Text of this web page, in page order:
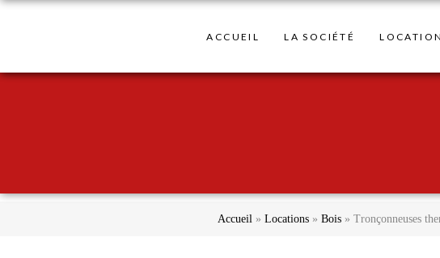
ACCUEIL LA SOCIÉTÉ
Accueil» Locations» Bois» Tronçonneuses